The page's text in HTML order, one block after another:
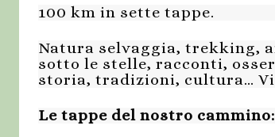
100 km in sette tappe.
Natura selvaggia, trekking,
sotto le stelle, racconti,
storia, tradizioni, cultura…
Le tappe del nostro cammino: